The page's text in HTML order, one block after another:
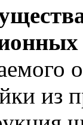
из